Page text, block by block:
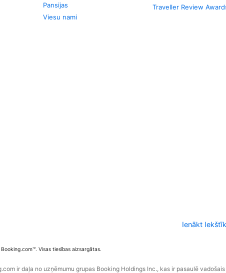
Pansijas
Viesu nami
Traveller Review
Ienākt
Visas tiesības aizsargātas.
ir daļa no uzņēmumu grupas Booking Holdings Inc., kas ir pasaulē